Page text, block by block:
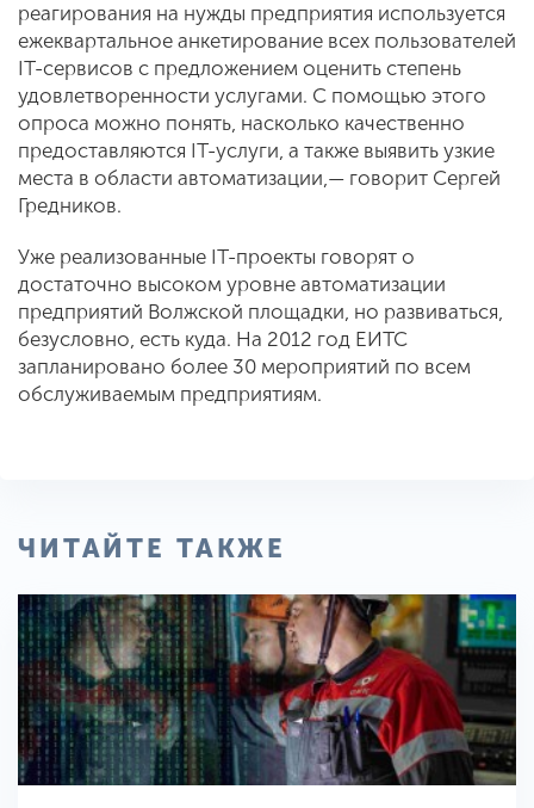
реагирования на нужды предприятия используется
ежеквартальное анкетирование всех пользователей
IT-сервисов с предложением оценить степень
удовлетворенности услугами. С помощью этого
опроса можно понять, насколько качественно
предоставляются IT-услуги, а также выявить узкие
места в области автоматизации,— говорит Сергей
Гредников.
Уже реализованные IT-проекты говорят о
достаточно высоком уровне автоматизации
предприятий Волжской площадки, но развиваться,
безусловно, есть куда. На 2012 год ЕИТС
запланировано более 30 мероприятий по всем
обслуживаемым предприятиям.
ЧИТАЙТЕ ТАКЖЕ